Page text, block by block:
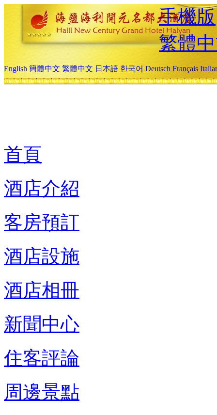
手機版
繁體
English 簡體中文 繁體中文 日本語 한국어 Deutsch Français
首頁
酒店介紹
客房預訂
酒店設施
酒店相冊
新聞中心
住客評論
周邊景點